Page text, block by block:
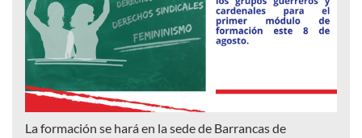
La formación se hará en la sede de Barrancas de